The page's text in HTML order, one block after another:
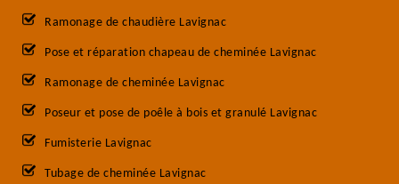
Ramonage de chaudière Lavignac
Pose et réparation chapeau de cheminée Lavignac
Ramonage de cheminée Lavignac
Poseur et pose de poêle à bois et granulé Lavignac
Fumisterie Lavignac
Tubage de cheminée Lavignac